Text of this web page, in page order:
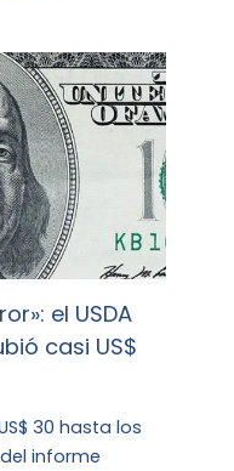
el USDA
casi US$
30 hasta los
informe